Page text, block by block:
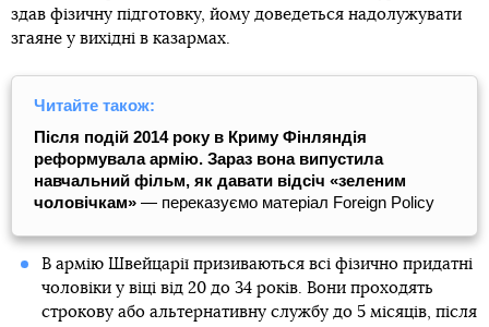
здав фізичну підготовку, йому доведеться надолужувати
згаяне у вихідні в казармах.
Читайте також:
Після подій 2014 року в Криму Фінляндія
реформувала армію. Зараз вона випустила
навчальний фільм, як давати відсіч «зеленим
чоловічкам» — переказуємо матеріал Foreign Policy
В армію Швейцарії призиваються всі фізично придатні
чоловіки у віці від 20 до 34 років. Вони проходять
строкову або альтернативну службу до 5 місяців, після